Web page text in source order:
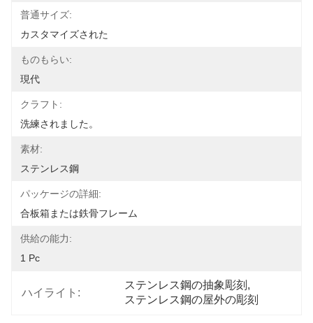
普通サイズ:
カスタマイズされた
ものもらい:
現代
クラフト:
洗練されました。
素材:
ステンレス鋼
パッケージの詳細:
合板箱または鉄骨フレーム
供給の能力:
1 Pc
ハイライト:
ステンレス鋼の抽象彫刻 ,
ステンレス鋼の屋外の彫刻